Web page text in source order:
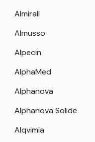
Almirall
Almusso
Alpecin
AlphaMed
Alphanova
Alphanova Solide
Alqvimia